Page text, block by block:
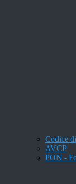
Codice
AVCP
PON -